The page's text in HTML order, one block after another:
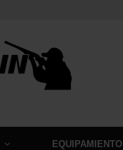
EQUIPAMIENTO